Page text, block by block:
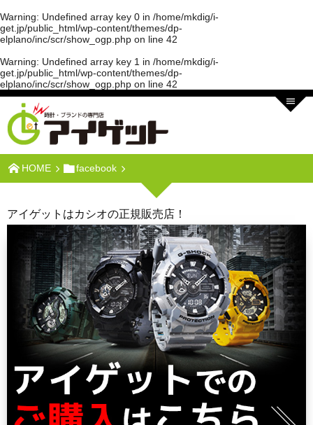
Warning: Undefined array key 0 in /home/mkdig/i-
get.jp/public_html/wp-content/themes/dp-
elplano/inc/scr/show_ogp.php on line 42
Warning: Undefined array key 1 in /home/mkdig/i-
get.jp/public_html/wp-content/themes/dp-
elplano/inc/scr/show_ogp.php on line 42
HOME facebook
アイゲットはカシオの正規販売店！